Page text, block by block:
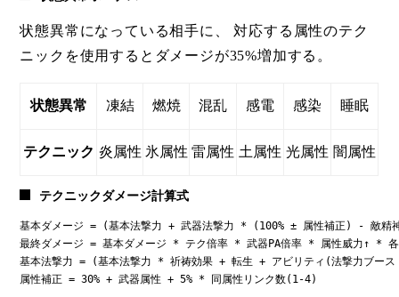
状態異常になっている相手に、 対応する属性のテク
ニックを使用するとダメージが35%増加する。
状態異常 凍結 燃焼 混乱 感電 感染 睡眠
テクニック 炎属性 氷属性 雷属性 土属性 光属性 闇属性
テクニックダメージ計算式
基本ダメージ = (基本法撃力 + 武器法撃力 * (100% ± 属性補正) - 敵
最終ダメージ = 基本ダメージ * テク倍率 * 武器PA倍率 * 属性威力↑ * 各
基本法撃力 = (基本法撃力 * 祈祷効果 + 転生 + アビリティ(法撃力ブー
属性補正 = 30% + 武器属性 + 5% * 同属性リンク数(1-4)